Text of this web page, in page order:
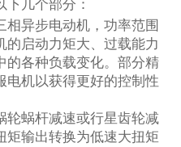
几个部分：
相异步电动机，功率范围
的启动力矩大、过载能力
的各种负载变化。部分精
电机以获得更好的控制性
轮蜗杆减速或行星齿轮减
矩输出转换为低速大扭矩